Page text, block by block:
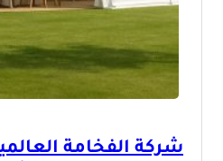
شركة الفخامة